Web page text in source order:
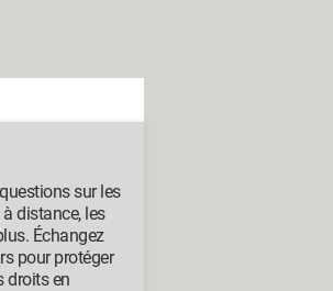
sur les
distance, les
Échangez
pour protéger
droits en